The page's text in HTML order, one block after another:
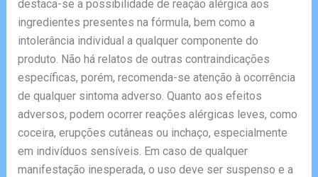
destaca-se a possibilidade de reação alérgica aos
ingredientes presentes na fórmula, bem como a
intolerância individual a qualquer componente do
produto. Não há relatos de outras contraindicações
específicas, porém, recomenda-se atenção à ocorrência
de qualquer sintoma adverso. Quanto aos efeitos
adversos, podem ocorrer reações alérgicas leves, como
coceira, erupções cutâneas ou inchaço, especialmente
em indivíduos sensíveis. Em caso de qualquer
manifestação inesperada, o uso deve ser suspenso e a